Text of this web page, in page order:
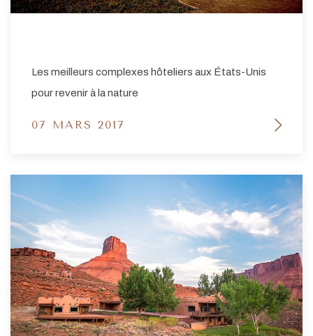
Les meilleurs complexes hôteliers aux États-Unis
pour revenir à la nature
07 MARS 2017